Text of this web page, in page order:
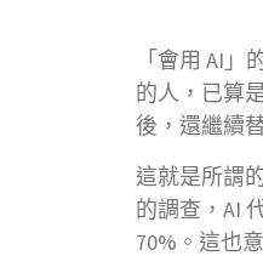
「會用 AI
的人，已算
後，還繼續
這就是所謂
的調查，AI
70%。這也